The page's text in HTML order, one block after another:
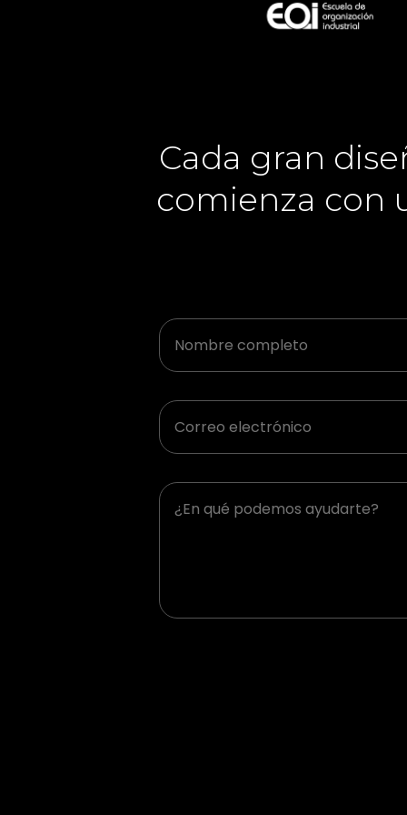
Cada gran
comienza con